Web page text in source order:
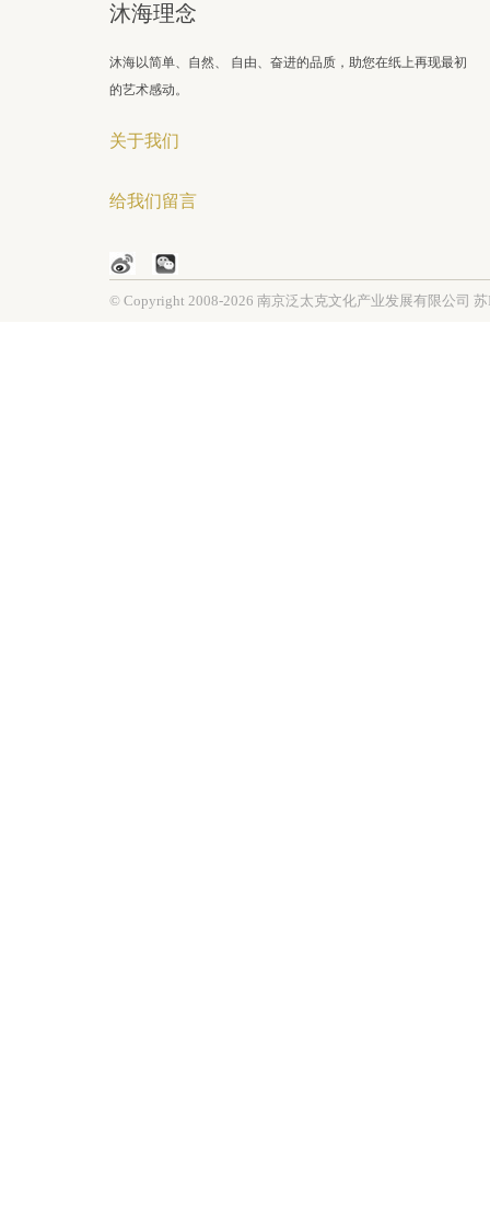
沐海理念
沐海以简单、自然、 自由、奋进的品质，助您在纸上再现最初
的艺术感动。
关于我们
给我们留言
© Copyright 2008-2026 南京泛太克文化产业发展有限公司 苏